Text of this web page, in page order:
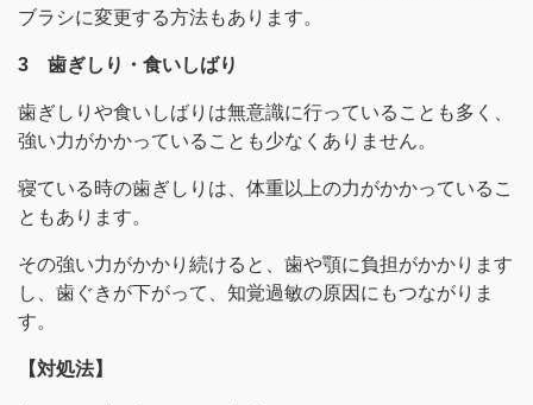
ブラシに変更する方法もあります。
3 歯ぎしり・食いしばり
歯ぎしりや食いしばりは無意識に行っていることも多く、
強い力がかかっていることも少なくありません。
寝ている時の歯ぎしりは、体重以上の力がかかっているこ
ともあります。
その強い力がかかり続けると、歯や顎に負担がかかります
し、歯ぐきが下がって、知覚過敏の原因にもつながりま
す。
【対処法】